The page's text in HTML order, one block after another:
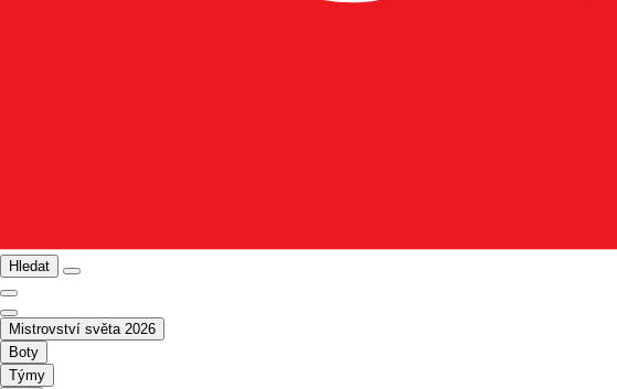
Hledat
Mistrovství světa 2026
Boty
Týmy